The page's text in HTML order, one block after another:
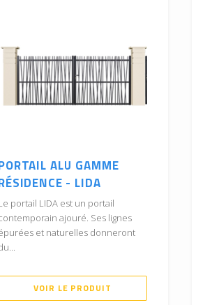
ALU GAMME
- LIDA
portail LIDA est un portail
ajouré. Ses lignes
et naturelles donneront
VOIR LE PRODUIT